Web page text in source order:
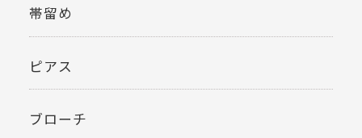
帯留め
ピアス
ブローチ